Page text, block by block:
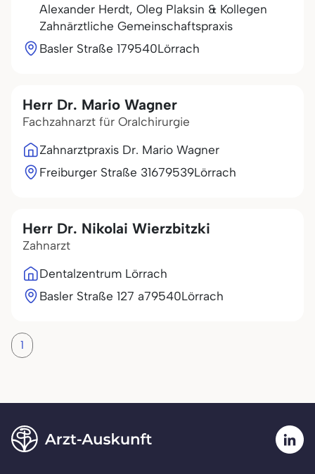
Alexander Herdt, Oleg Plaksin & Kollegen
Zahnärztliche Gemeinschaftspraxis
Basler Straße 179540Lörrach
Herr Dr. Mario Wagner
Fachzahnarzt für Oralchirurgie
Zahnarztpraxis Dr. Mario Wagner
Freiburger Straße 31679539Lörrach
Herr Dr. Nikolai Wierzbitzki
Zahnarzt
Dentalzentrum Lörrach
Basler Straße 127 a79540Lörrach
1